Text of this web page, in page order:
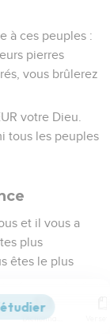
à ces peuples :
pierres
vous brûlerez
votre Dieu.
tous les peuples
et il vous a
plus
êtes le plus
avait juré à
il vous